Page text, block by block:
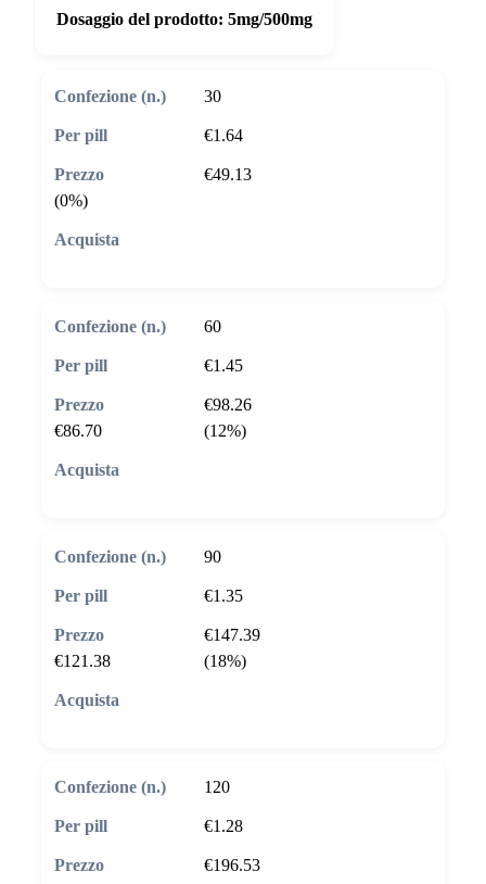
Dosaggio del prodotto: 5mg/500mg
30
€1.64
€49.13
(0%)
60
€1.45
€98.26
€86.70
(12%)
90
€1.35
€147.39
€121.38
(18%)
120
€1.28
€196.53